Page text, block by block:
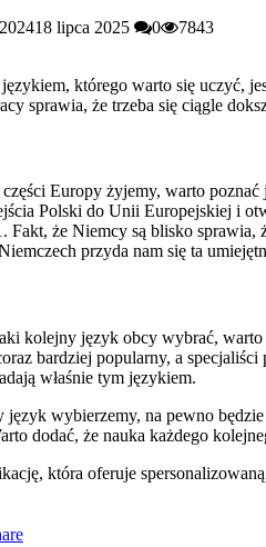
18 lipca 2025 0 7843
którego warto się uczyć,
sprawia, że trzeba się ciągle
Europy żyjemy, warto
Polski do Unii Europejskiej i
Fakt, że Niemcy są blisko
przyda nam się ta
kolejny język obcy wybrać,
bardziej popularny, a
właśnie tym językiem.
język wybierzemy, na pewno
dodać, że nauka każdego
która oferuje